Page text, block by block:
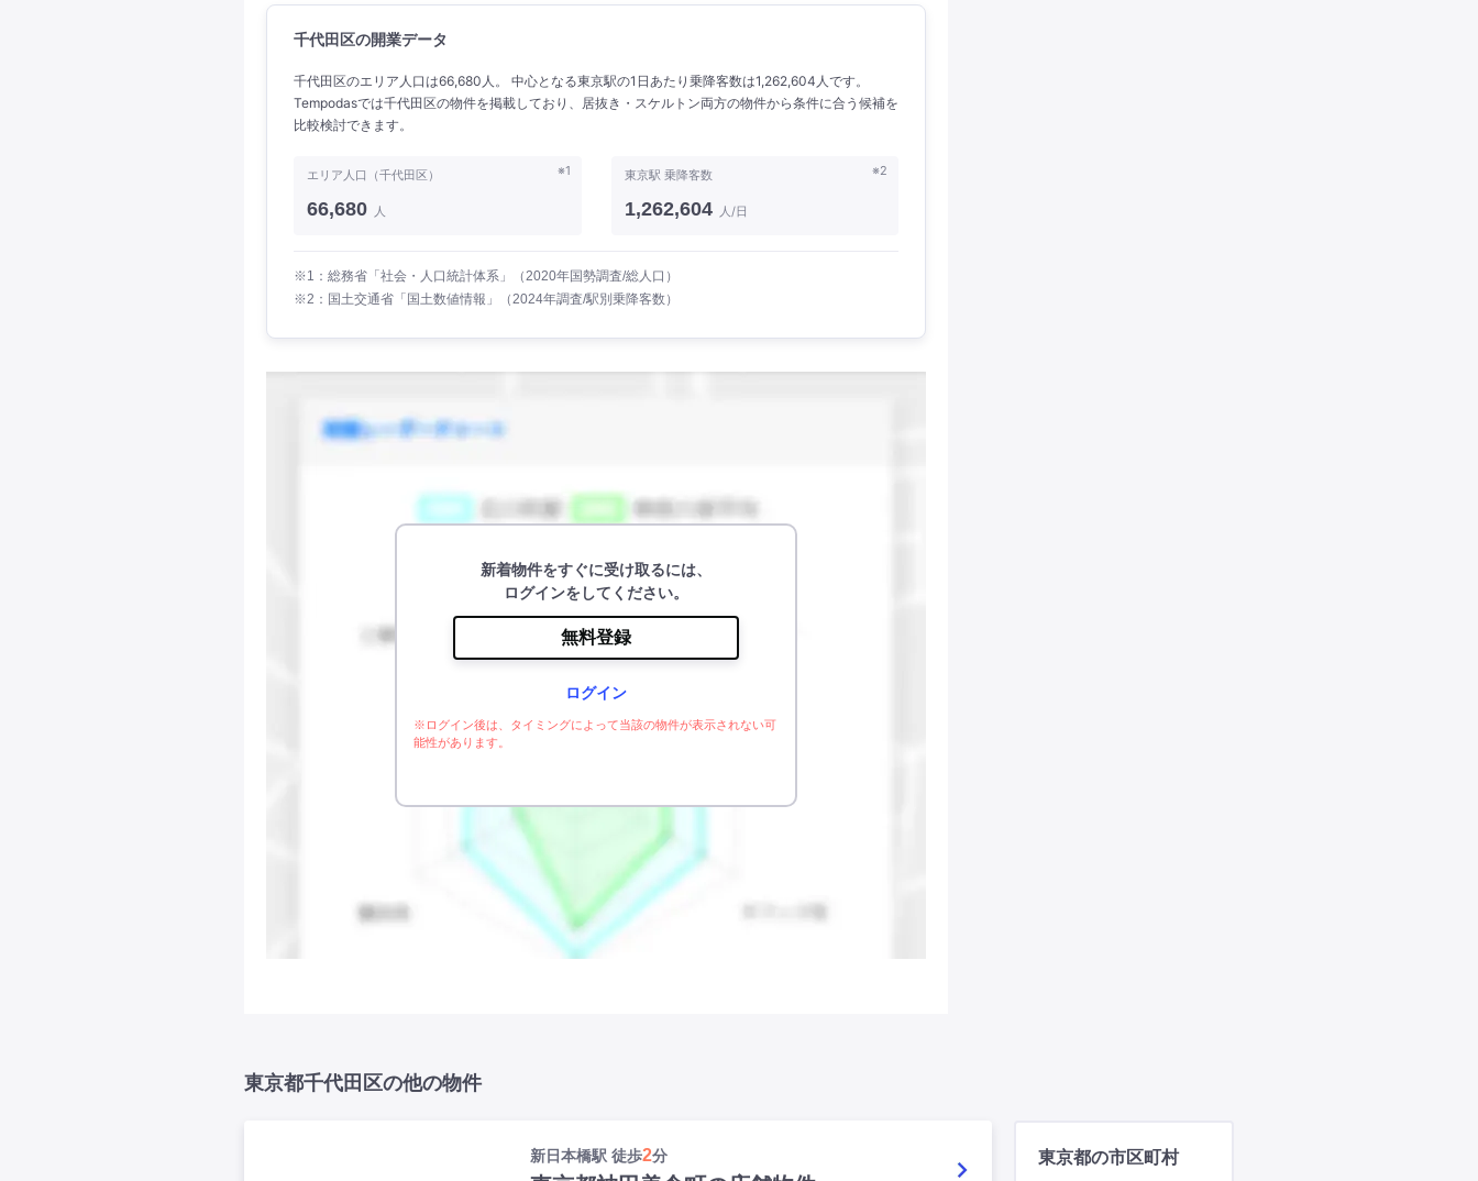
千代田区の開業データ
千代田区のエリア人口は66,680人。 中心となる東京駅の1日あたり乗降客数は1,262,604人です。
Tempodasでは千代田区の物件を掲載しており、居抜き・スケルトン両方の物件から条件に合う候補を
比較検討できます。
※1
エリア人口（千代田区）
66,680 人
※2
東京駅 乗降客数
1,262,604 人/日
※1：総務省「社会・人口統計体系」（2020年国勢調査/総人口）
※2：国土交通省「国土数値情報」（2024年調査/駅別乗降客数）
新着物件をすぐに受け取るには、
ログインをしてください。
無料登録
ログイン
※ログイン後は、タイミングによって当該の物件が表示されない可
能性があります。
東京都千代田区の他の物件
新日本橋駅 徒歩2分 東京都の市区町村